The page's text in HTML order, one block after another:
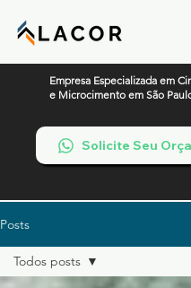
Empresa Especializada em
e Microcimento em São
Solicite Seu
Posts
Todos posts